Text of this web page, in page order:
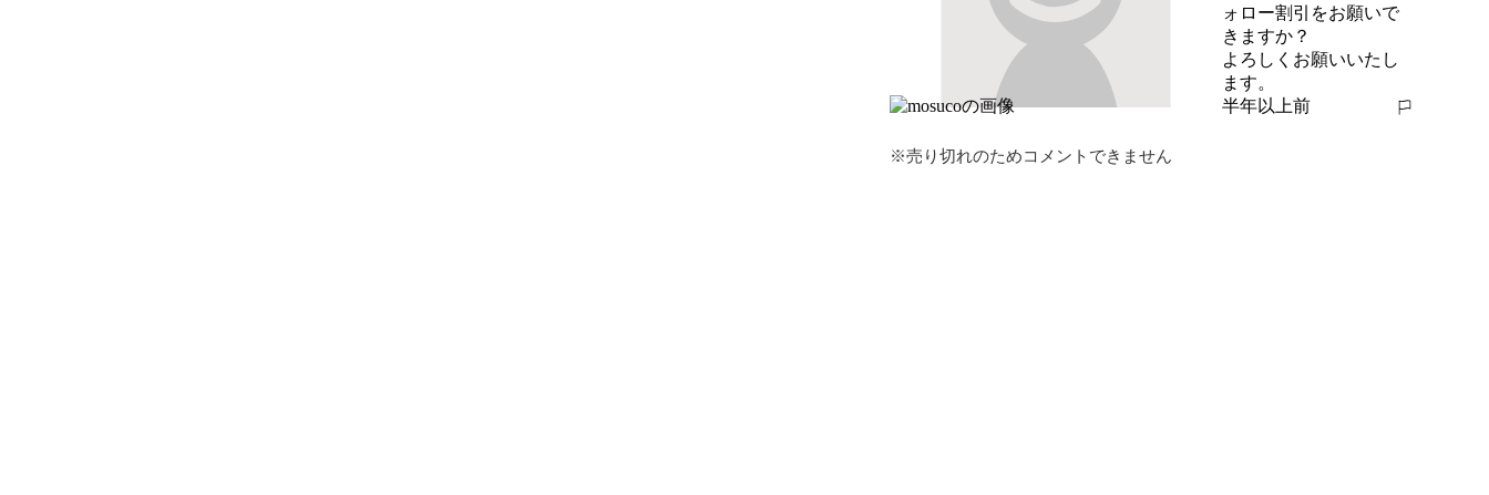
ォロー割引をお願いで
きますか？
よろしくお願いいたし
ます。
半年以上前
報告する
※売り切れのためコメントできません